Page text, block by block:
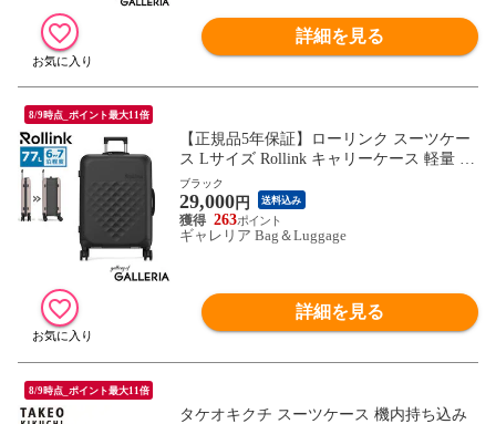
詳細を見る
8/9時点_ポイント最大11倍
【正規品5年保証】ローリンク スーツケー
ス Lサイズ Rollink キャリーケース 軽量 軽
い オシャレ かわいい 大容量 大型 TSAロ
ック 女性 メンズ レディース 折りたたみス
ーツケース 6～7泊 77L 出張 旅行 Flex 360
Spinner
ブラック
29,000円 送料込み
263
ギャレリア Bag＆Luggage
詳細を見る
8/9時点_ポイント最大11倍
タケオキクチ スーツケース 機内持ち込み